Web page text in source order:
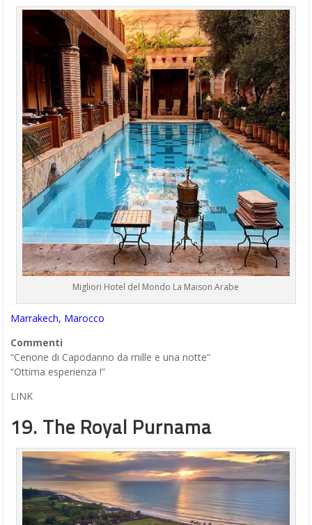
Migliori Hotel del Mondo La Maison Arabe
Marrakech, Marocco
Commenti
“Cenone di Capodanno da mille e una notte”
“Ottima esperienza !”
LINK
19. The Royal Purnama